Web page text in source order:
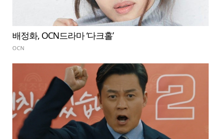
배정화, OCN드라마 ‘다크홀’
OCN